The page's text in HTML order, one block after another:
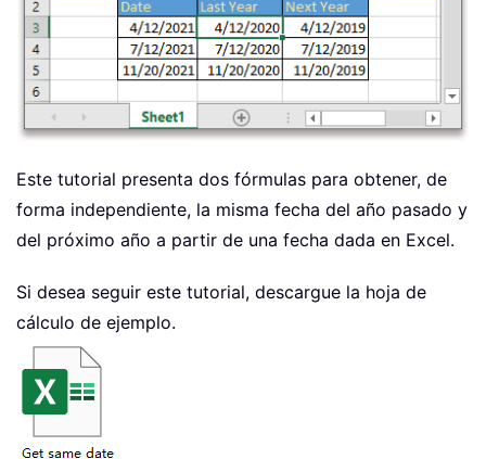
Este tutorial presenta dos fórmulas para obtener, de
forma independiente, la misma fecha del año pasado y
del próximo año a partir de una fecha dada en Excel.
Si desea seguir este tutorial, descargue la hoja de
cálculo de ejemplo.